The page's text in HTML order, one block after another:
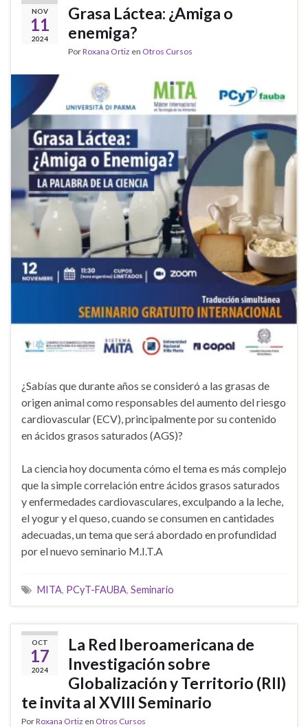
NOV
11
2024
Grasa Láctea: ¿Amiga o
enemiga?
PorRoxana Ortiz en Otros Cursos
¿Sabías que durante años se consideró a las grasas de
origen animal como responsables del aumento del riesgo
cardiovascular (ECV), principalmente por su contenido
en ácidos grasos saturados (AGS)?
La ciencia hoy documenta cómo el tema es más complejo
que la simple correlación entre ácidos grasos saturados
y enfermedades cardiovasculares, exculpando a la leche,
el yogur y el queso, cuando se consumen en cantidades
adecuadas, un tema que será abordado en profundidad
por el nuevo seminario M.I.T.A
MITA, PCyT-FAUBA, Seminario
OCT
17
2024
La Red Iberoamericana de
Investigación sobre
Globalización y Territorio (RII)
te invita al XVIII Seminario
PorRoxana Ortiz en Otros Cursos